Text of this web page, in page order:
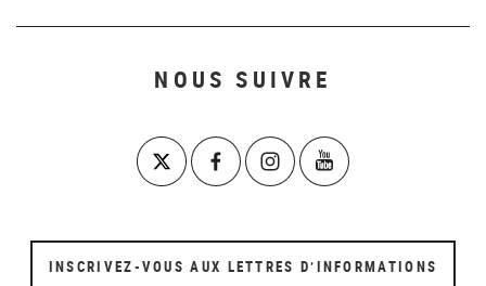
NOUS SUIVRE
INSCRIVEZ-VOUS AUX LETTRES D’INFORMATIONS